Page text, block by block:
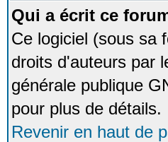
Qui a écrit ce
Ce logiciel (sous sa
droits d'auteurs par
générale publique
pour plus de détails.
Revenir en haut de